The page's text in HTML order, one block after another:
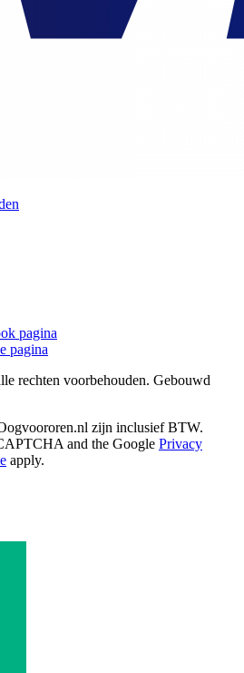
pagina
pagina
rechten voorbehouden. Gebouwd
zijn inclusief BTW.
and the Google Privacy
apply.